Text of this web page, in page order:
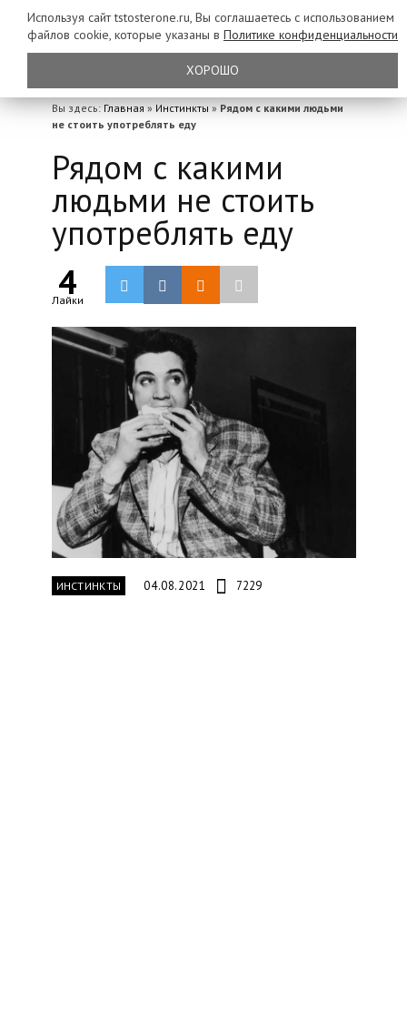
Вы здесь: Главная » Инстинкты » Рядом с какими людьми
не стоить употреблять еду
Рядом с какими
людьми не стоить
употреблять еду
4
Лайки
ИНСТИНКТЫ 04.08.2021 7229
Используя сайт tstosterone.ru, Вы соглашаетесь с использованием
файлов cookie, которые указаны в Политике конфиденциальности
ХОРОШО